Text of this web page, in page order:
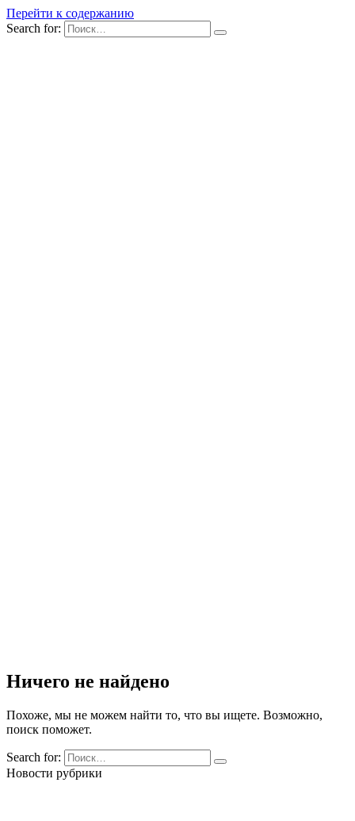
Перейти к содержанию
Search for:
Ничего не найдено
Похоже, мы не можем найти то, что вы ищете. Возможно,
поиск поможет.
Search for:
Новости рубрики